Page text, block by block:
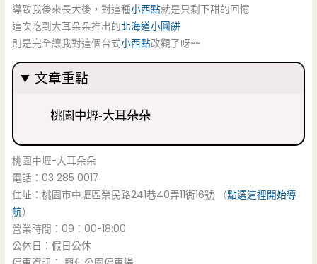
導致我後來長大後，對這種小西點就是只剩下甜的回憶
這次吃到大耳朵朵推出的北海道小圓餅
則是完全讓我對這個台式小西點改觀了呀~~
文章重點
桃園中壢-大耳朵朵
桃園中壢-大耳朵朵
電話：03 285 0017
住址：桃園市中壢區榮民路241巷40弄11衖16號 （點選這裡開始導
航）
營業時間：09：00-18:00
公休日：假日公休